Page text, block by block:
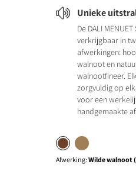
Unieke
De DALI MENUET
verkrijgbaar in
afwerkingen:
walnoot en
walnootfineer.
zorgvuldig op
voor een
handgemaakte
Afwerking:Wilde walnoot